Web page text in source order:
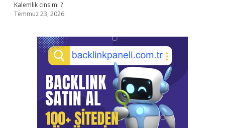
Kalemlik cins mi ?
Temmuz 23, 2026